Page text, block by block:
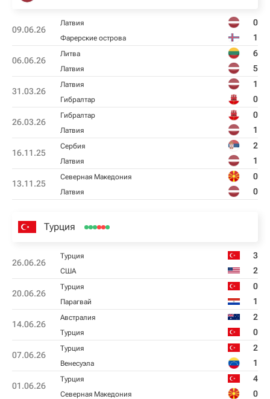
09.06.26
Латвия 0
Фарерские острова 1
06.06.26
Литва 6
Латвия 5
31.03.26
Латвия 1
Гибралтар 0
26.03.26
Гибралтар 0
Латвия 1
16.11.25
Сербия 2
Латвия 1
13.11.25
Северная Македония 0
Латвия 0
Турция
26.06.26
Турция 3
США 2
20.06.26
Турция 0
Парагвай 1
14.06.26
Австралия 2
Турция 0
07.06.26
Турция 2
Венесуэла 1
01.06.26
Турция 4
Северная Македония 0